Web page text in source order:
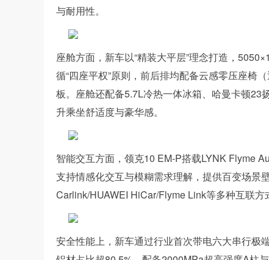
与耐用性。
座舱方面，新车以“精装大平层”理念打造，
循“四座平权”原则，前后排均配备云感零压座椅
板。座舱还配备5.7L冷热一体冰箱、哈曼卡顿23
升乘坐舒适度与豪华感。
智能交互方面，领克10 EM-P搭载LYNK Flyme
支持情感化交互与模糊需求理解，提供百变场景
Carlink/HUAWEI HiCar/Flyme Link等多种互联方
安全性能上，新车通过行业首次带电六大串行极